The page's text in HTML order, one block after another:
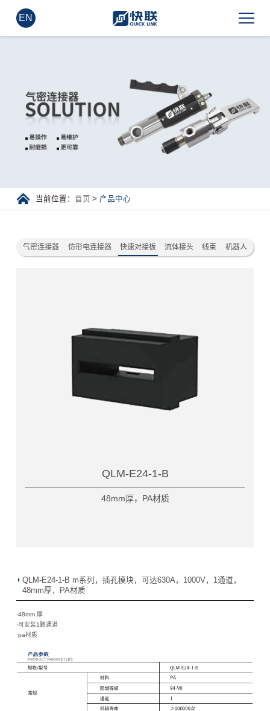
EN
当前位置：首页 > 产品中心
气密连接器 仿形电连接器 快速对接板 流体接头 线束 机器人
QLM-E24-1-B
48mm厚，PA材质
QLM-E24-1-B m系列，插孔模块，可达630A，1000V，1通道，
48mm厚，PA材质
·48mm 厚
·可安装1路通道
·pa材质